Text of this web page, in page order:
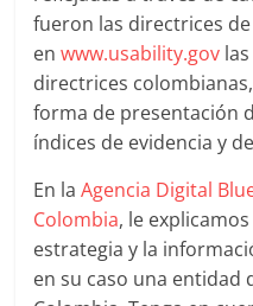
de
y
en
fueron las directrices
enwww.usability.gov
directrices
forma de presentación
índices de evidencia y
En laAgencia Digital
Colombia, le
estrategia y la
en su caso una entidad